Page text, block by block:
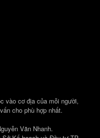
vào cơ địa của mỗi người,
cho phù hợp nhất.
Văn Nhanh.